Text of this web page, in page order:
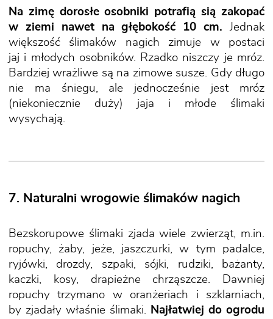
Na zimę dorosłe osobniki potrafią sią zakopać
w ziemi nawet na głębokość 10 cm. Jednak
większość ślimaków nagich zimuje w postaci
jaj i młodych osobników. Rzadko niszczy je mróz.
Bardziej wrażliwe są na zimowe susze. Gdy długo
nie ma śniegu, ale jednocześnie jest mróz
(niekoniecznie duży) jaja i młode ślimaki
wysychają.
7. Naturalni wrogowie ślimaków nagich
Bezskorupowe ślimaki zjada wiele zwierząt, m.in.
ropuchy, żaby, jeże, jaszczurki, w tym padalce,
ryjówki, drozdy, szpaki, sójki, rudziki, bażanty,
kaczki, kosy, drapieżne chrząszcze. Dawniej
ropuchy trzymano w oranżeriach i szklarniach,
by zjadały właśnie ślimaki. Najłatwiej do ogrodu